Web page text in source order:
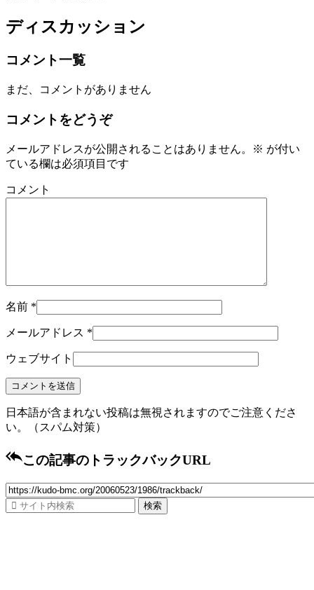
ディスカッション
コメント一覧
まだ、コメントがありません
コメントをどうぞ
メールアドレスが公開されることはありません。 ※ が付い
ている欄は必須項目です
コメント
名前 *
メールアドレス *
ウェブサイト
日本語が含まれない投稿は無視されますのでご注意くださ
い。（スパム対策）
この記事のトラックバックURL